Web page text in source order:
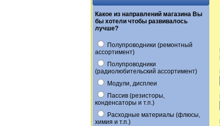
Какое из направлений магазина Вы
бы хотели чтобы развивалось
лучше?
Полупроводники (ремонтный
ассортимент)
Полупроводники
(радиолюбительский ассортимент)
Модули, дисплеи
Пассив (резисторы,
конденсаторы и т.п.)
Расходные материалы (флюсы,
химия и т.п.)